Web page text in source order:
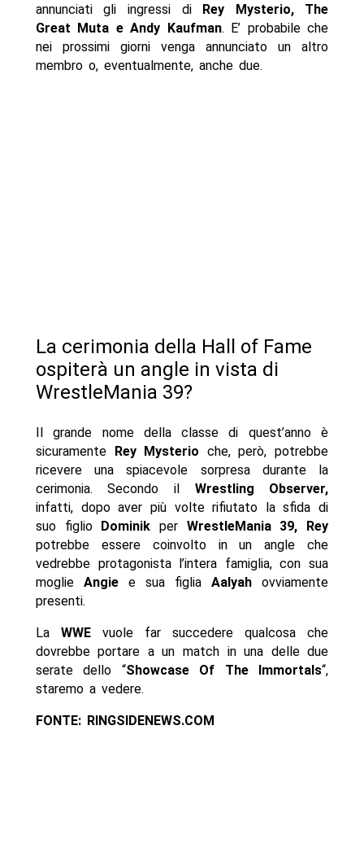
annunciati gli ingressi di
Rey Mysterio, The
Great Muta e Andy Kaufman. E’ probabile che
nei prossimi giorni venga annunciato un altro
membro o, eventualmente, anche due.
La cerimonia della Hall of Fame
ospiterà un angle in vista di
WrestleMania 39?
Il grande nome della classe di quest’anno è
sicuramente
Rey Mysterio che, però, potrebbe
ricevere una spiacevole sorpresa durante la
cerimonia. Secondo il Wrestling Observer,
infatti, dopo aver più volte rifiutato la sfida di
suo figlio
Dominik per WrestleMania 39, Rey
potrebbe essere coinvolto in un angle che
vedrebbe protagonista l’intera famiglia, con sua
moglie Angiee sua figliaAalyah ovviamente
presenti.
La WWEvuole far succedere qualcosa che
dovrebbe portare a un match in una delle due
serate dello “Showcase Of The Immortals“,
staremo a vedere.
FONTE: RINGSIDENEWS.COM